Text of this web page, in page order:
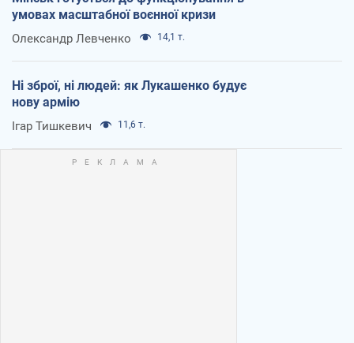
умовах масштабної воєнної кризи
Олександр Левченко 14,1 т.
Ні зброї, ні людей: як Лукашенко будує
нову армію
Ігар Тишкевич 11,6 т.